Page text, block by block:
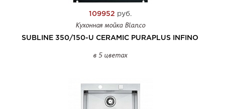
109952 руб.
Кухонная мойка Blanco
SUBLINE 350/150-U CERAMIC PURAPLUS INFINO
в 5 цветах